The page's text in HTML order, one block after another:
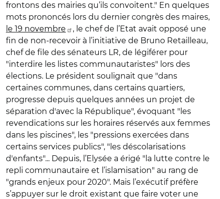
frontons des mairies qu’ils convoitent." En quelques
mots prononcés lors du dernier congrès des maires,
le 19 novembre
, le chef de l’Etat avait opposé une
fin de non-recevoir à l’initiative de Bruno Retailleau,
chef de file des sénateurs LR, de légiférer pour
"interdire les listes communautaristes" lors des
élections. Le président soulignait que "dans
certaines communes, dans certains quartiers,
progresse depuis quelques années un projet de
séparation d'avec la République", évoquant "les
revendications sur les horaires réservés aux femmes
dans les piscines", les "pressions exercées dans
certains services publics", "les déscolarisations
d'enfants"... Depuis, l’Elysée a érigé "la lutte contre le
repli communautaire et l’islamisation" au rang de
"grands enjeux pour 2020". Mais l’exécutif préfère
s’appuyer sur le droit existant que faire voter une